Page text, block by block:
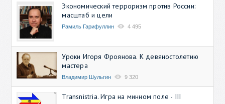
Экономический терроризм против России:
масштаб и цели
Рамиль Гарифуллин 4 495
Уроки Игоря Фроянова. К девяностолетию
мастера
Владимир Шульгин 9 320
Transnistria. Игра на минном поле - III